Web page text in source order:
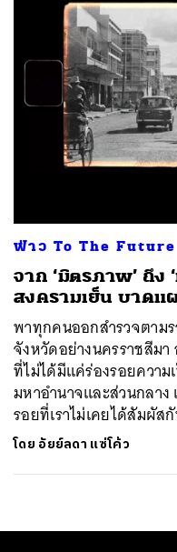
ฟ่าว To The Future
จาก ‘มิตรภาพ’ ถึง
สงครามเย็น บาดแ
พาทุกคนออกสำรวจตาม
จังหวัดอย่างนครราชสีม
ที่ไม่ได้มีแค่ร่องรอยความ
มหาอำนาจและส่วนกลา
รอยที่เราไม่เคยได้สัมผัส
โดย อัยย์ลดา แซ่โค้ว
SHARE